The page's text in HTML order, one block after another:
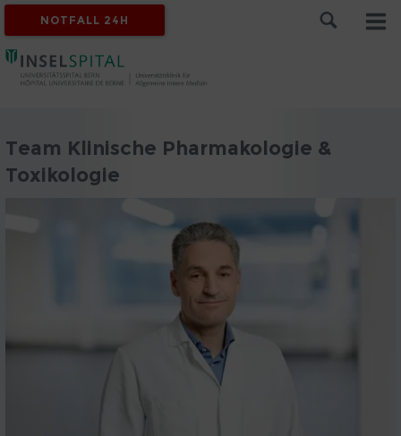
NOTFALL 24H
Team Klinische Pharmakologie &
Toxikologie